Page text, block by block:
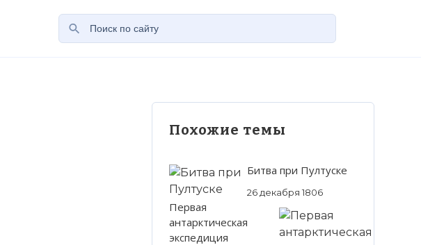
Похожие темы
Битва при Пултуске
26 декабря 1806
Первая
антарктическая
экспедиция